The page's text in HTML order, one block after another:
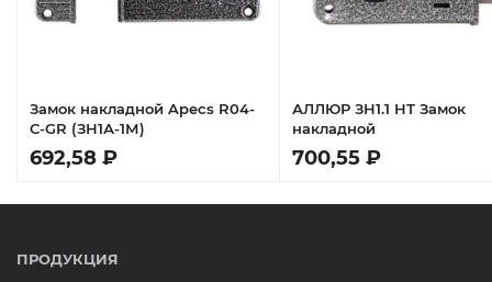
Замок накладной Apecs R04-
C-GR (ЗН1А-1М)
692,58 ₽
АЛЛЮР ЗН1.1 НТ Замок
накладной
700,55 ₽
ПРОДУКЦИЯ